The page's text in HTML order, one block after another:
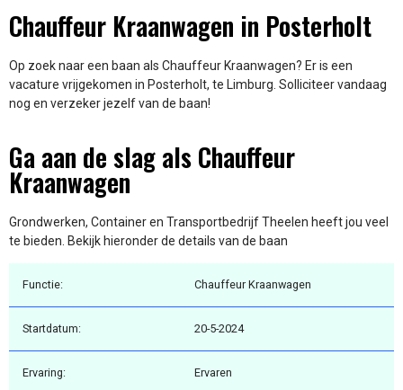
Chauffeur Kraanwagen in Posterholt
Op zoek naar een baan als Chauffeur Kraanwagen? Er is een
vacature vrijgekomen in Posterholt, te Limburg. Solliciteer vandaag
nog en verzeker jezelf van de baan!
Ga aan de slag als Chauffeur
Kraanwagen
Grondwerken, Container en Transportbedrijf Theelen heeft jou veel
te bieden. Bekijk hieronder de details van de baan
Functie: Chauffeur Kraanwagen
Startdatum: 20-5-2024
Ervaring: Ervaren